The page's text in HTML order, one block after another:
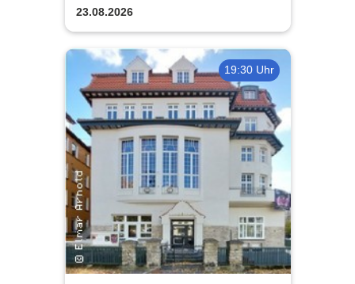
23.08.2026
19:30 Uhr